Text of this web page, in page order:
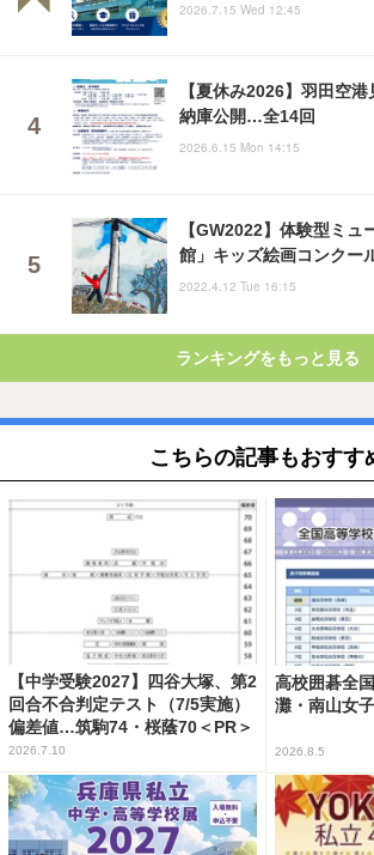
2026.7.15 Wed 12:45
【夏休み2026】羽田空
納庫公開…全14回
2026.6.15 Mon 14:15
【GW2022】体験型ミュ
館」キッズ絵画コンクー
2022.4.12 Tue 16:15
ランキングをもっと見る
こちらの記事もおすす
【中学受験2027】四谷大塚、第2
回合不合判定テスト（7/5実施）
偏差値…筑駒74・桜蔭70＜PR＞
2026.7.10
高校囲碁全
灘・南山女
2026.8.5